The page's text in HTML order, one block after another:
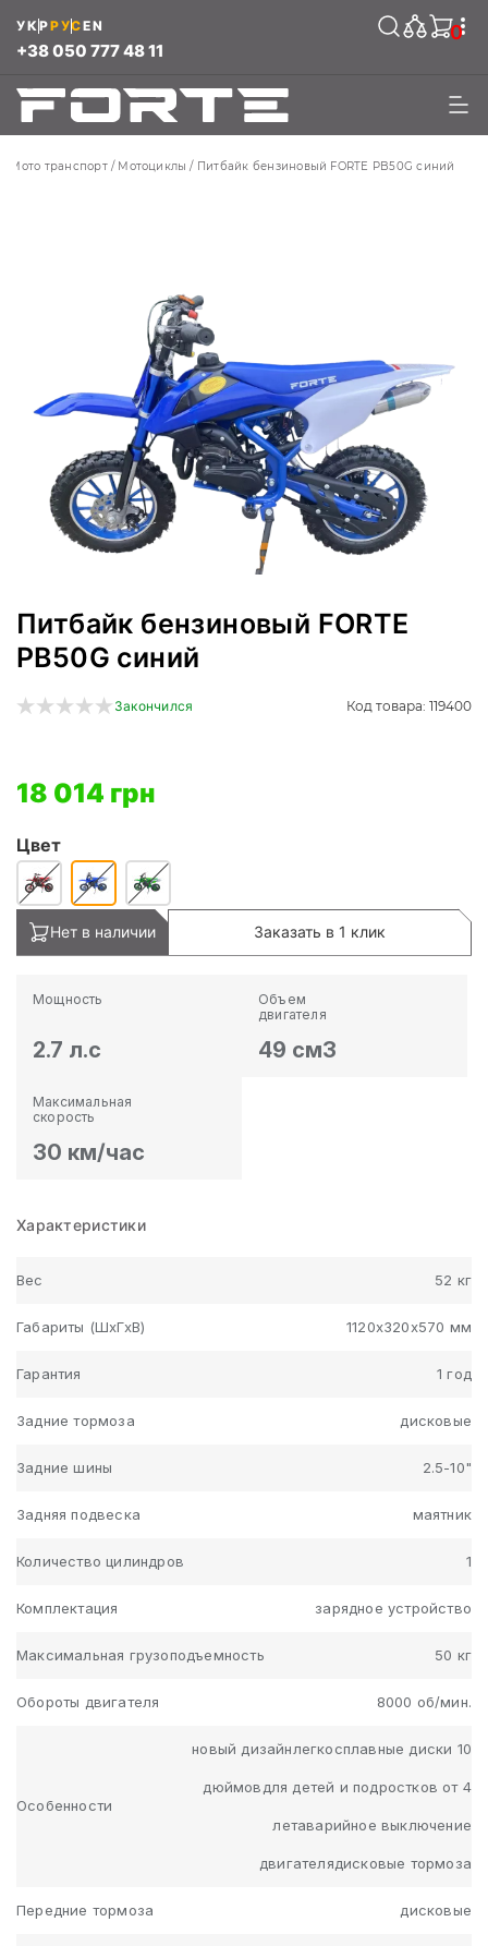
+38 050 777 48 11
УКРРУСEN 0
Мото транспорт Мотоциклы Питбайк бензиновый FORTE PB50G синий
Питбайк бензиновый FORTE
PB50G синий
Закончился Код товара: 119400
18 014 грн
Цвет
Нет в наличии Заказать в 1 клик
Мощность
2.7 л.с
Объем
двигателя
49 см3
Максимальная
скорость
30 км/час
Характеристики
Вес 52 кг
Габариты (ШхГхВ) 1120х320х570 мм
Гарантия 1 год
Задние тормоза дисковые
Задние шины 2.5-10"
Задняя подвеска маятник
Количество цилиндров 1
Комплектация зарядное устройство
Максимальная грузоподъемность 50 кг
Обороты двигателя 8000 об/мин.
Особенности
новый дизайнлегкосплавные диски 10
дюймовдля детей и подростков от 4
летаварийное выключение
двигателядисковые тормоза
Передние тормоза дисковые